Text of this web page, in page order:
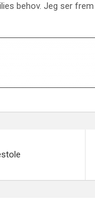
behov. Jeg ser